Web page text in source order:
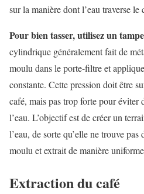
sur la manière dont l’eau traverse le
Pour bien tasser, utilisez un
cylindrique généralement fait de
moulu dans le porte-filtre et
constante. Cette pression doit être
café, mais pas trop forte pour éviter
l’eau. L’objectif est de créer un
l’eau, de sorte qu’elle ne trouve
moulu et extrait de manière
Extraction du café